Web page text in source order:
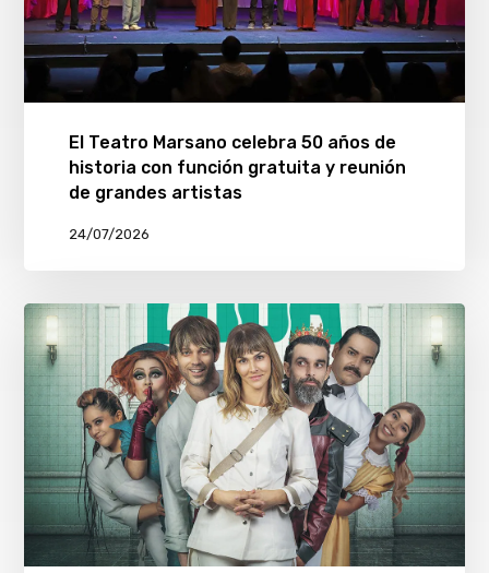
El Teatro Marsano celebra 50 años de
historia con función gratuita y reunión
de grandes artistas
24/07/2026